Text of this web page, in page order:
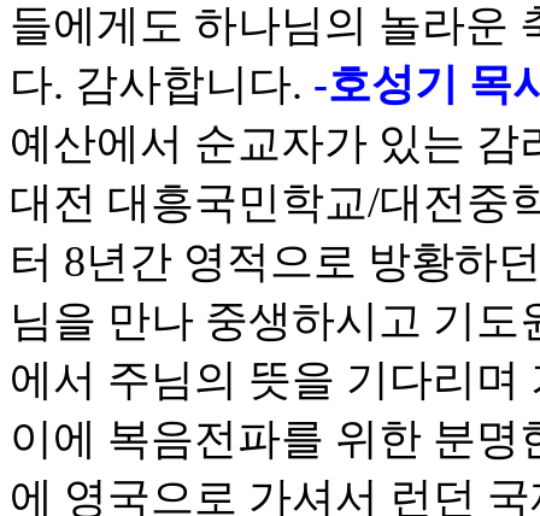
들에게도 하나님의 놀라운
다. 감사합니다. -호성기 목
예산에서 순교자가 있는
대전 대흥국민학교/대전중
터 8년간 영적으로 방황하
님을 만나 중생하시고 기
에서 주님의 뜻을 기다리
이에 복음전파를 위한 분
에 영국으로 가셔서 런던